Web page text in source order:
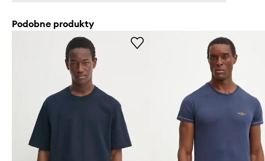
Podobne produkty